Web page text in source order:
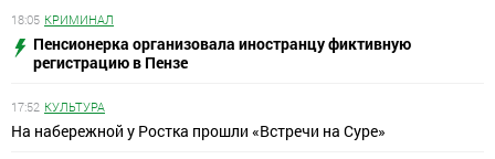
18:05 КРИМИНАЛ
Пенсионерка организовала иностранцу фиктивную
регистрацию в Пензе
17:52 КУЛЬТУРА
На набережной у Ростка прошли «Встречи на Суре»